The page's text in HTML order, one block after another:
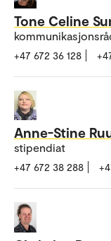
Tone Celine
+47 672 36 128
Anne-Stine
stipendiat
+47 672 38 288